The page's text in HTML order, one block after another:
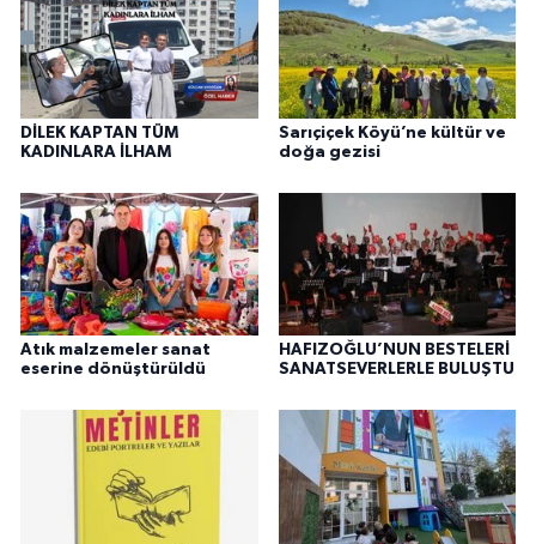
DİLEK KAPTAN TÜM
KADINLARA İLHAM
Sarıçiçek Köyü’ne kültür ve
doğa gezisi
Atık malzemeler sanat
eserine dönüştürüldü
HAFIZOĞLU’NUN BESTELERİ
SANATSEVERLERLE BULUŞTU